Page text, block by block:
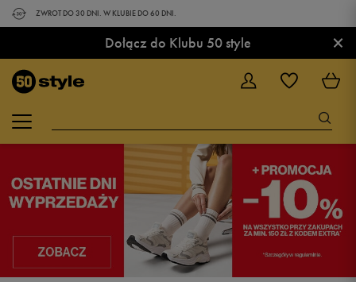
ZWROT DO 30 DNI. W KLUBIE DO 60 DNI.
Dołącz do Klubu 50 style ×